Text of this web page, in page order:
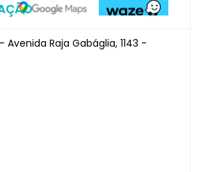
Raja Gabáglia, 1143 -